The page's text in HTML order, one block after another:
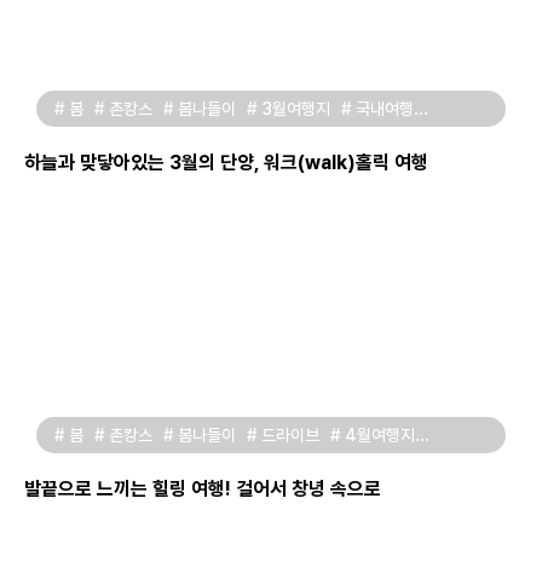
# 봄 # 촌캉스 # 봄나들이 # 3월여행지
# 국내여행
# 봄에가볼만한곳 # 국내가볼만한곳 # 충북단양
하늘과 맞닿아있는 3월의 단양, 워크(walk)홀릭 여행
# 봄 # 촌캉스 # 봄나들이 # 드라이브
# 4월여행지
# 경남창녕 # 창녕가볼만한곳 # 걷기좋은곳
발끝으로 느끼는 힐링 여행! 걸어서 창녕 속으로